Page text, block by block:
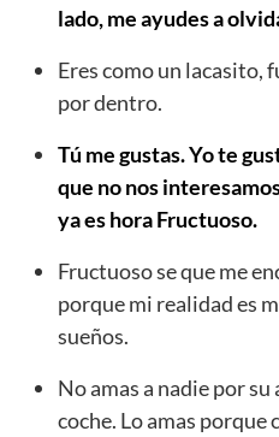
lado, me ayudes a
Eres como un lacasito,
por dentro.
Tú me gustas. Yo te
que no nos
ya es hora Fructuoso.
Fructuoso se que me
porque mi realidad es
sueños.
No amas a nadie por
coche. Lo amas porque